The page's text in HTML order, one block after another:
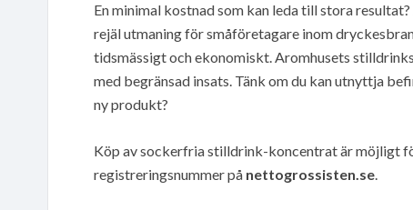
En minimal kostnad som kan leda till stora
rejäl utmaning för småföretagare inom
tidsmässigt och ekonomiskt. Aromhusets
med begränsad insats. Tänk om du kan utnyttja
ny produkt?
Köp av sockerfria stilldrink-koncentrat är möjligt
registreringsnummer på nettogrossisten.se.